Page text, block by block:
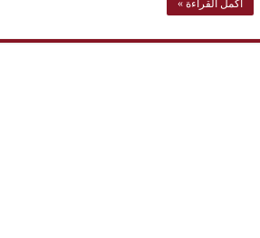
أكمل القراءة »